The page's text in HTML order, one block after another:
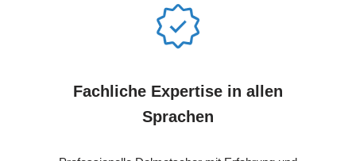
Fachliche Expertise in allen
Sprachen